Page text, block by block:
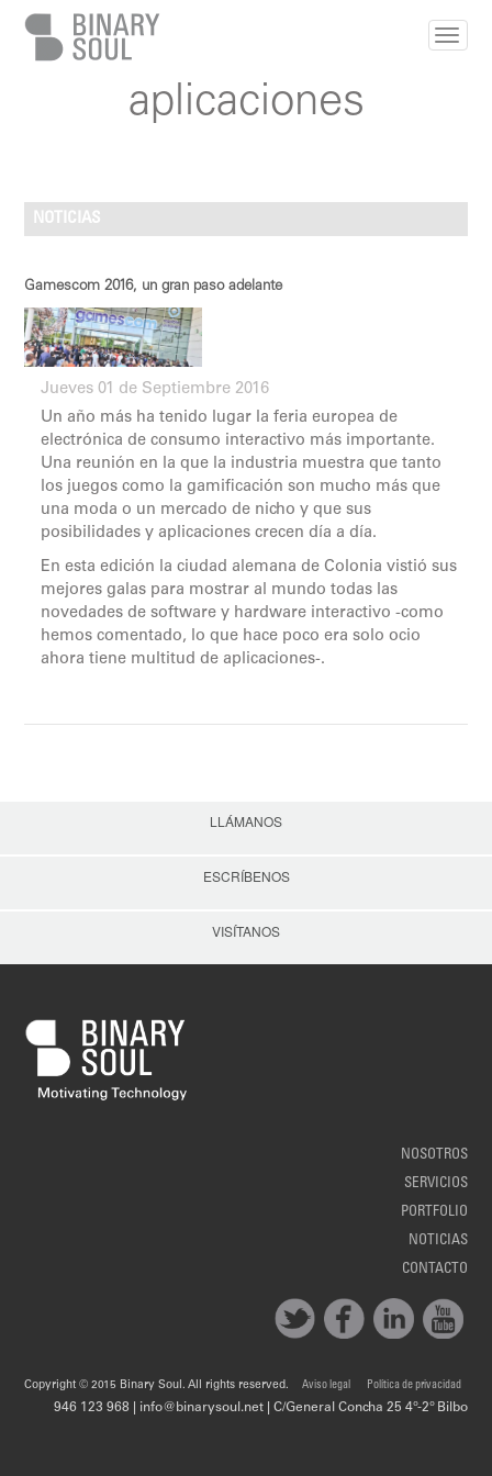
aplicaciones
NOTICIAS
Gamescom 2016, un gran paso adelante
Jueves 01 de Septiembre 2016
Un año más ha tenido lugar la feria europea de
electrónica de consumo interactivo más importante.
Una reunión en la que la industria muestra que tanto
los juegos como la gamificación son mucho más que
una moda o un mercado de nicho y que sus
posibilidades y aplicaciones crecen día a día.
En esta edición la ciudad alemana de Colonia vistió sus
mejores galas para mostrar al mundo todas las
novedades de software y hardware interactivo -como
hemos comentado, lo que hace poco era solo ocio
ahora tiene multitud de aplicaciones-.
LLÁMANOS
ESCRÍBENOS
VISÍTANOS
NOSOTROS
SERVICIOS
PORTFOLIO
NOTICIAS
CONTACTO
Copyright © 2015 Binary Soul. All rights reserved. Aviso legal Política de privacidad
946 123 968 | info@binarysoul.net | C/General Concha 25 4º-2º Bilbo